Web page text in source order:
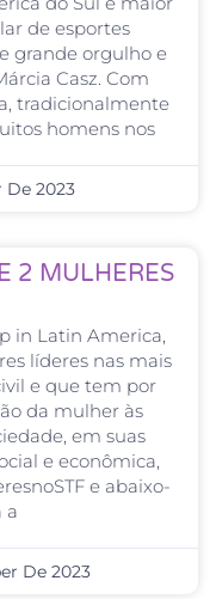
de esportes
grande orgulho e
Casz. Com
tradicionalmente
homens nos
De 2023
2 MULHERES
in Latin America,
líderes nas mais
e que tem por
da mulher às
em suas
e econômica,
e abaixo-
a
De 2023